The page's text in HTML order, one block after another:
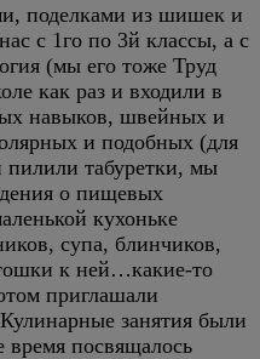
поделками из шишек и
с 1го по 3й классы, а с
(мы его тоже Труд
как раз и входили в
навыков, швейных и
и подобных (для
табуретки, мы
о пищевых
кухоньке
супа, блинчиков,
к ней…какие-то
приглашали
занятия были
время посвящалось